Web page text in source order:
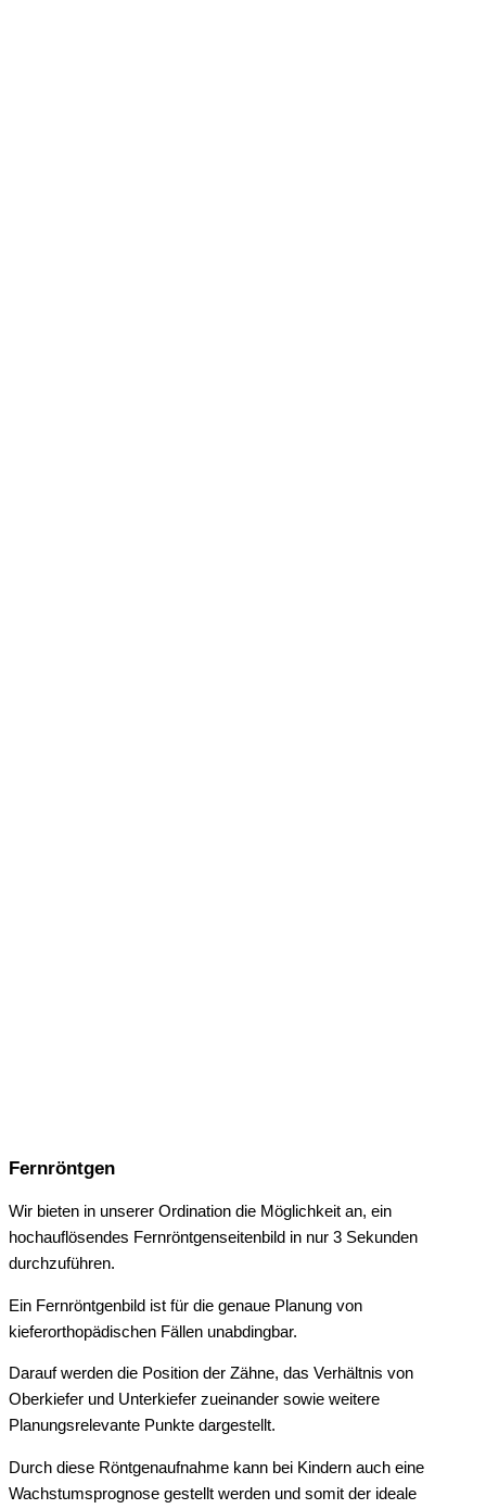
Fernröntgen
Wir bieten in unserer Ordination die Möglichkeit an, ein
hochauflösendes Fernröntgenseitenbild in nur 3 Sekunden
durchzuführen.
Ein Fernröntgenbild ist für die genaue Planung von
kieferorthopädischen Fällen unabdingbar.
Darauf werden die Position der Zähne, das Verhältnis von
Oberkiefer und Unterkiefer zueinander sowie weitere
Planungsrelevante Punkte dargestellt.
Durch diese Röntgenaufnahme kann bei Kindern auch eine
Wachstumsprognose gestellt werden und somit der ideale